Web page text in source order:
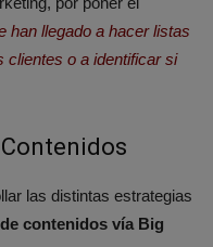
han llegado a hacer listas
clientes o a identificar si
las distintas estrategias
contenidos vía Big